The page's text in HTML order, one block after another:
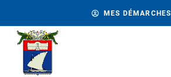
MES DÉMARCHES